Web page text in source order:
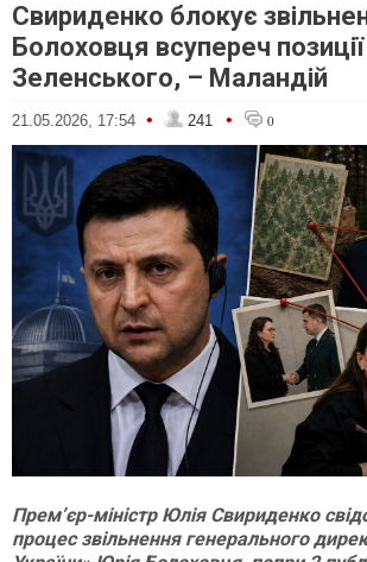
Свириденко блокує
Болоховця всупереч позиції
Зеленського, – Маландій
21.05.2026, 17:54 • 241 • 0
Прем’єр-міністр Юлія Свириденко
процес звільнення генерального